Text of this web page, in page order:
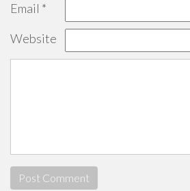
Email *
Website